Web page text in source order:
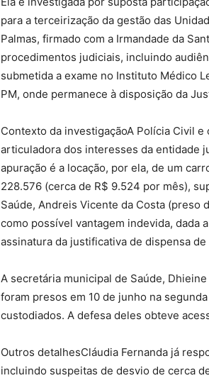
para a terceirização da gestão das
Palmas, firmado com a Irmandade da
procedimentos judiciais, incluindo
submetida a exame no Instituto Médico
PM, onde permanece à disposição da
Contexto da investigaçãoA Polícia Civil
articuladora dos interesses da entidade
apuração é a locação, por ela, de um
228.576 (cerca de R$ 9.524 por mês),
Saúde, Andreis Vicente da Costa (preso
como possível vantagem indevida, dada
assinatura da justificativa de dispensa de
A secretária municipal de Saúde,
foram presos em 10 de junho na
custodiados. A defesa deles obteve
Outros detalhesCláudia Fernanda já
incluindo suspeitas de desvio de cerca